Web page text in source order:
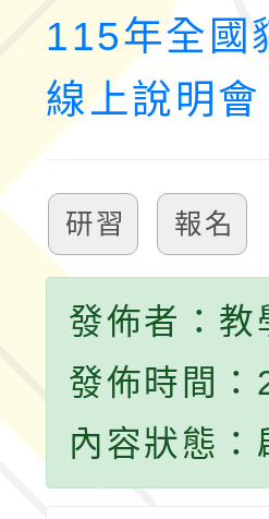
115年全國
線上說明會
研習 報名
發佈者：教
發佈時間
內容狀態：